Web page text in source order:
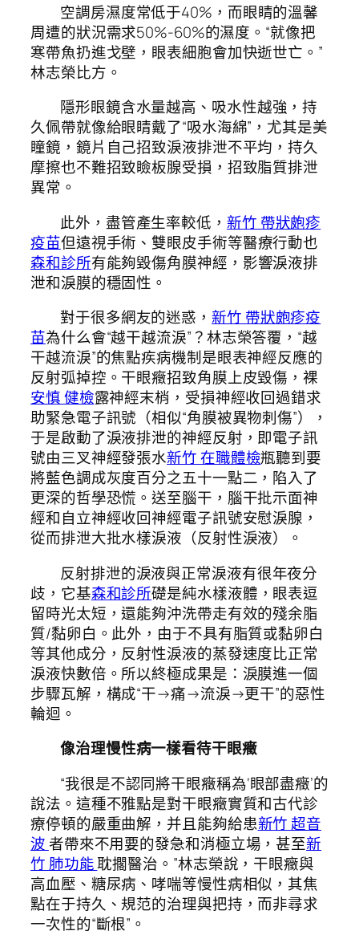
空調房濕度常低于40%，而眼睛的溫馨
周遭的狀況需求50%-60%的濕度。“就像把
寒帶魚扔進戈壁，眼表細胞會加快逝世亡。”
林志榮比方。
隱形眼鏡含水量越高、吸水性越強，持
久佩帶就像給眼睛戴了“吸水海綿”，尤其是美
瞳鏡，鏡片自己招致淚液排泄不平均，持久
摩擦也不難招致瞼板腺受損，招致脂質排泄
異常。
此外，盡管產生率較低， 新竹 帶狀皰疹
疫苗但遠視手術、雙眼皮手術等醫療行動也
森和診所有能夠毀傷角膜神經，影響淚液排
泄和淚膜的穩固性。
對于很多網友的迷惑， 新竹 帶狀皰疹疫
苗為什么會“越干越流淚”？林志榮答覆，“越
干越流淚”的焦點疾病機制是眼表神經反應的
反射弧掉控。干眼癥招致角膜上皮毀傷，裸
安慎 健檢露神經末梢，受損神經收回過錯求
助緊急電子訊號（相似“角膜被異物刺傷”），
于是啟動了淚液排泄的神經反射，即電子訊
號由三叉神經發張水新竹 在職體檢瓶聽到要
將藍色調成灰度百分之五十一點二，陷入了
更深的哲學恐慌。送至腦干，腦干批示面神
經和自立神經收回神經電子訊號安慰淚腺，
從而排泄大批水樣淚液（反射性淚液）。
反射排泄的淚液與正常淚液有很年夜分
歧，它基森和診所礎是純水樣液體，眼表逗
留時光太短，還能夠沖洗帶走有效的殘余脂
質/黏卵白。此外，由于不具有脂質或黏卵白
等其他成分，反射性淚液的蒸發速度比正常
淚液快數倍。所以終極成果是：淚膜進一個
步驟瓦解，構成“干→痛→流淚→更干”的惡性
輪迴。
像治理慢性病一樣看待干眼癥
“我很是不認同將干眼癥稱為‘眼部盡癥’的
說法。這種不雅點是對干眼癥實質和古代診
療停頓的嚴重曲解，并且能夠給患新竹 超音
波者帶來不用要的發急和消極立場，甚至新
竹 肺功能耽擱醫治。”林志榮說，干眼癥與
高血壓、糖尿病、哮喘等慢性病相似，其焦
點在于持久、規范的治理與把持，而非尋求
一次性的“斷根”。